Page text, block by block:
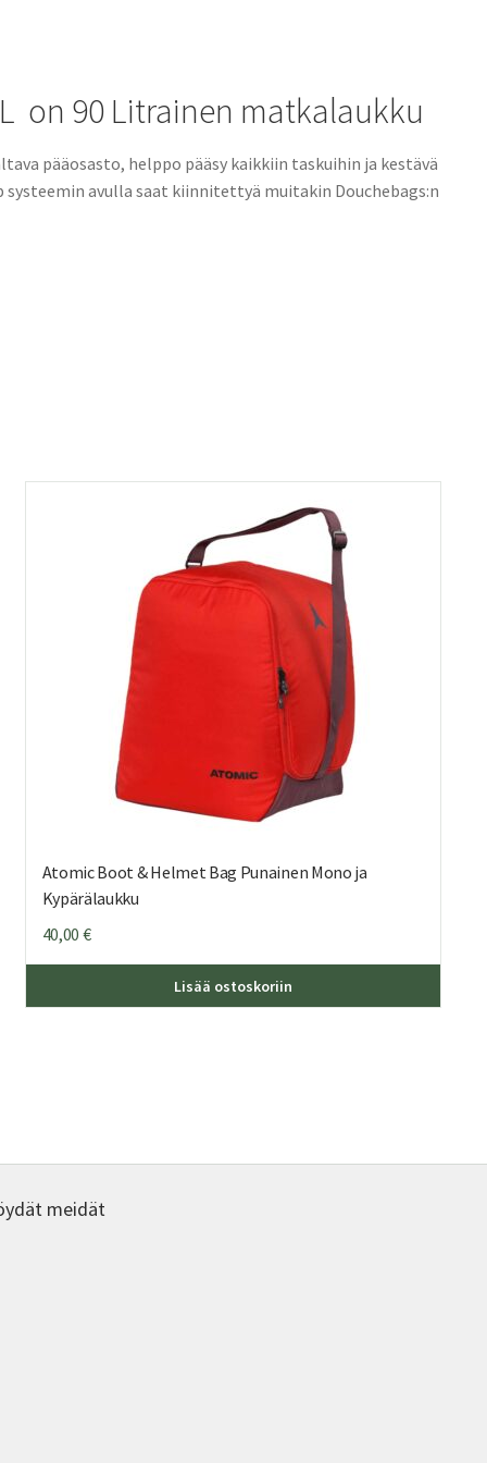
on 90 Litrainen matkalaukku
pääosasto, helppo pääsy kaikkiin taskuihin ja kestävä
systeemin avulla saat kiinnitettyä muitakin Douchebags:n
Atomic Boot & Helmet Bag Punainen Mono ja
Kypärälaukku
40,00 €
Lisää ostoskoriin
meidät